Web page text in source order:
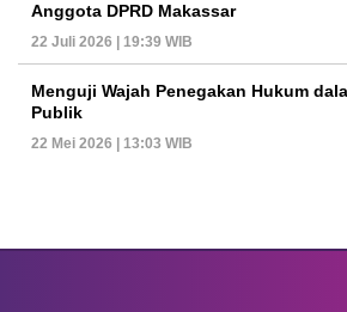
Anggota DPRD Makassar
22 Juli 2026 | 19:39 WIB
Menguji Wajah Penegakan Hukum
Publik
22 Mei 2026 | 13:03 WIB